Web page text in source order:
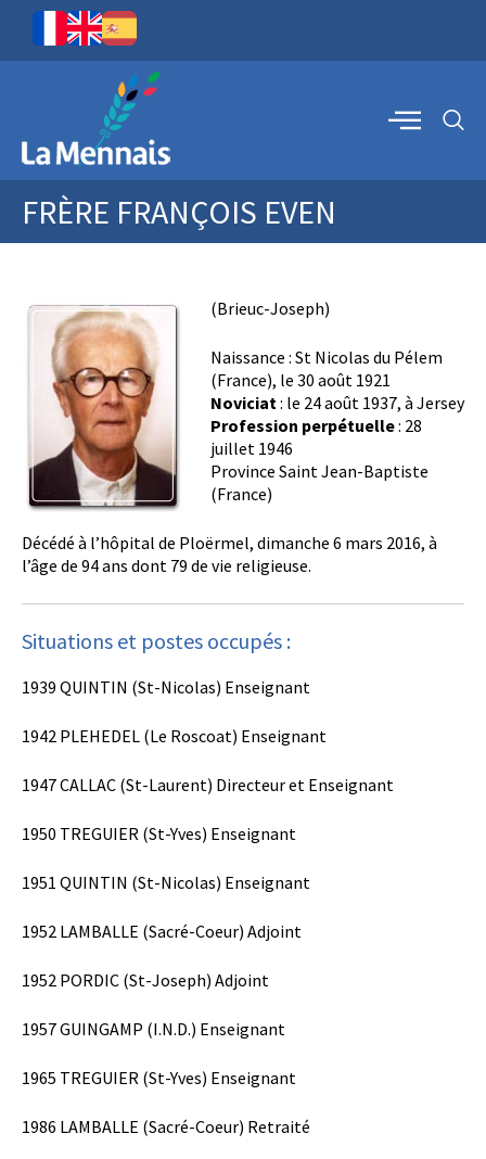
FRÈRE FRANÇOIS EVEN
(Brieuc-Joseph)
Naissance : St Nicolas du Pélem
(France), le 30 août 1921
Noviciat: le 24 août 1937, à Jersey
Profession perpétuelle: 28
juillet 1946
Province Saint Jean-Baptiste
(France)
Décédé à l’hôpital de Ploërmel, dimanche 6 mars 2016, à
l’âge de 94 ans dont 79 de vie religieuse.
Situations et postes occupés :
1939 QUINTIN (St-Nicolas) Enseignant
1942 PLEHEDEL (Le Roscoat) Enseignant
1947 CALLAC (St-Laurent) Directeur et Enseignant
1950 TREGUIER (St-Yves) Enseignant
1951 QUINTIN (St-Nicolas) Enseignant
1952 LAMBALLE (Sacré-Coeur) Adjoint
1952 PORDIC (St-Joseph) Adjoint
1957 GUINGAMP (I.N.D.) Enseignant
1965 TREGUIER (St-Yves) Enseignant
1986 LAMBALLE (Sacré-Coeur) Retraité